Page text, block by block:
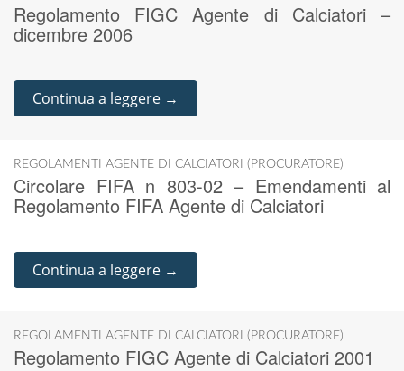
Regolamento FIGC Agente di Calciatori –
dicembre 2006
Continua a leggere →
REGOLAMENTI AGENTE DI CALCIATORI (PROCURATORE)
Circolare FIFA n 803-02 – Emendamenti al
Regolamento FIFA Agente di Calciatori
Continua a leggere →
REGOLAMENTI AGENTE DI CALCIATORI (PROCURATORE)
Regolamento FIGC Agente di Calciatori 2001